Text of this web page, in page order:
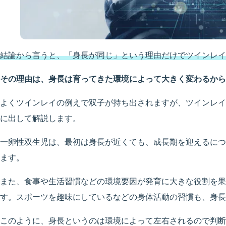
結論から言うと、「身長が同じ」という理由だけでツインレ
その理由は、身長は育ってきた環境によって大きく変わるか
よくツインレイの例えで双子が持ち出されますが、ツインレ
に出して解説します。
一卵性双生児は、最初は身長が近くても、成長期を迎えるに
ます。
また、食事や生活習慣などの環境要因が発育に大きな役割を
す。スポーツを趣味にしているなどの身体活動の習慣も、身
このように、身長というのは環境によって左右されるので判